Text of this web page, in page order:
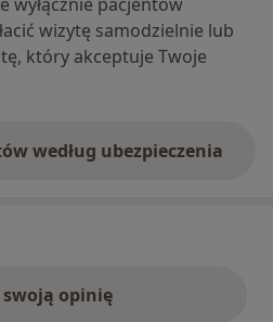
wizytę samodzielnie lub
który akceptuje Twoje
według ubezpieczenia
swoją opinię